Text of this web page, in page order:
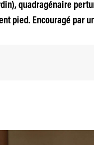
quadragénaire
pied. Encouragé par